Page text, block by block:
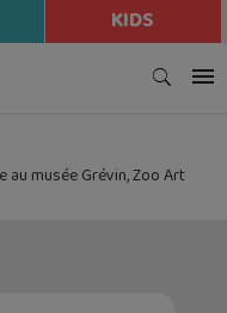
KIDS
au musée Grévin, Zoo Art